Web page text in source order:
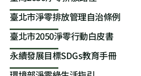
臺北市淨零排放管理自治條例
臺北市2050淨零行動白皮書
永續發展目標SDGs教育手冊